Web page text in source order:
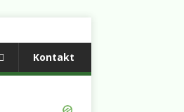
Kontakt